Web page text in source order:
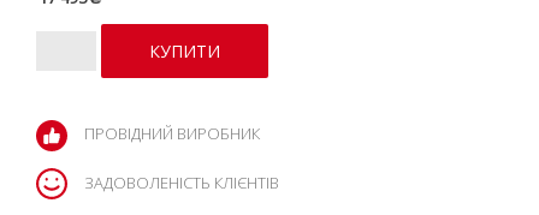
ПРОВІДНИЙ ВИРОБНИК
ЗАДОВОЛЕНІСТЬ КЛІЄНТІВ